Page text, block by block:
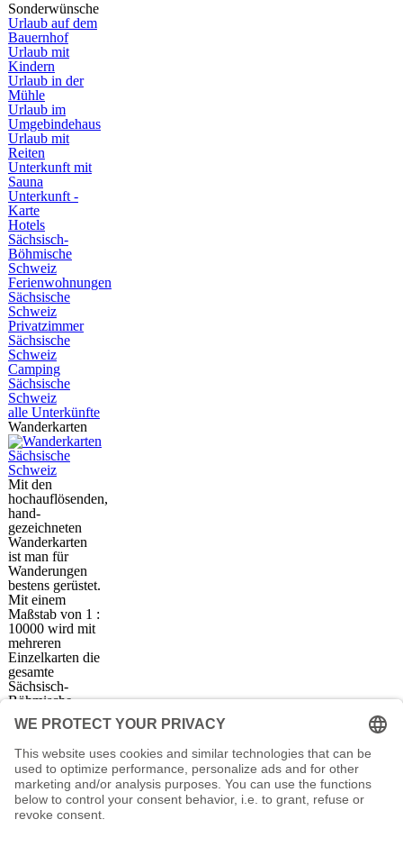
Sonderwünsche
Urlaub auf dem
Bauernhof
Urlaub mit
Kindern
Urlaub in der
Mühle
Urlaub im
Umgebindehaus
Urlaub mit
Reiten
Unterkunft mit
Sauna
Unterkunft -
Karte
Hotels
Sächsisch-
Böhmische
Schweiz
Ferienwohnungen
Sächsische
Schweiz
Privatzimmer
Sächsische
Schweiz
Camping
Sächsische
Schweiz
alle Unterkünfte
Wanderkarten
Mit den
hochauflösenden,
hand-
gezeichneten
Wanderkarten
ist man für
Wanderungen
bestens gerüstet.
Mit einem
Maßstab von 1 :
10000 wird mit
mehreren
Einzelkarten die
gesamte
Sächsisch-
Böhmische
Schweiz erfasst.
Wanderkartenshop
Unterkunftauswahl
Bad Schandau
Königstein -
Sächsische Schweiz
Kurort Rathen
Kurort Wehlen
Infocenter
Wanderkartenshop
Prospektdownload
Unterkunft Böhmisch
Sächsische Schweiz